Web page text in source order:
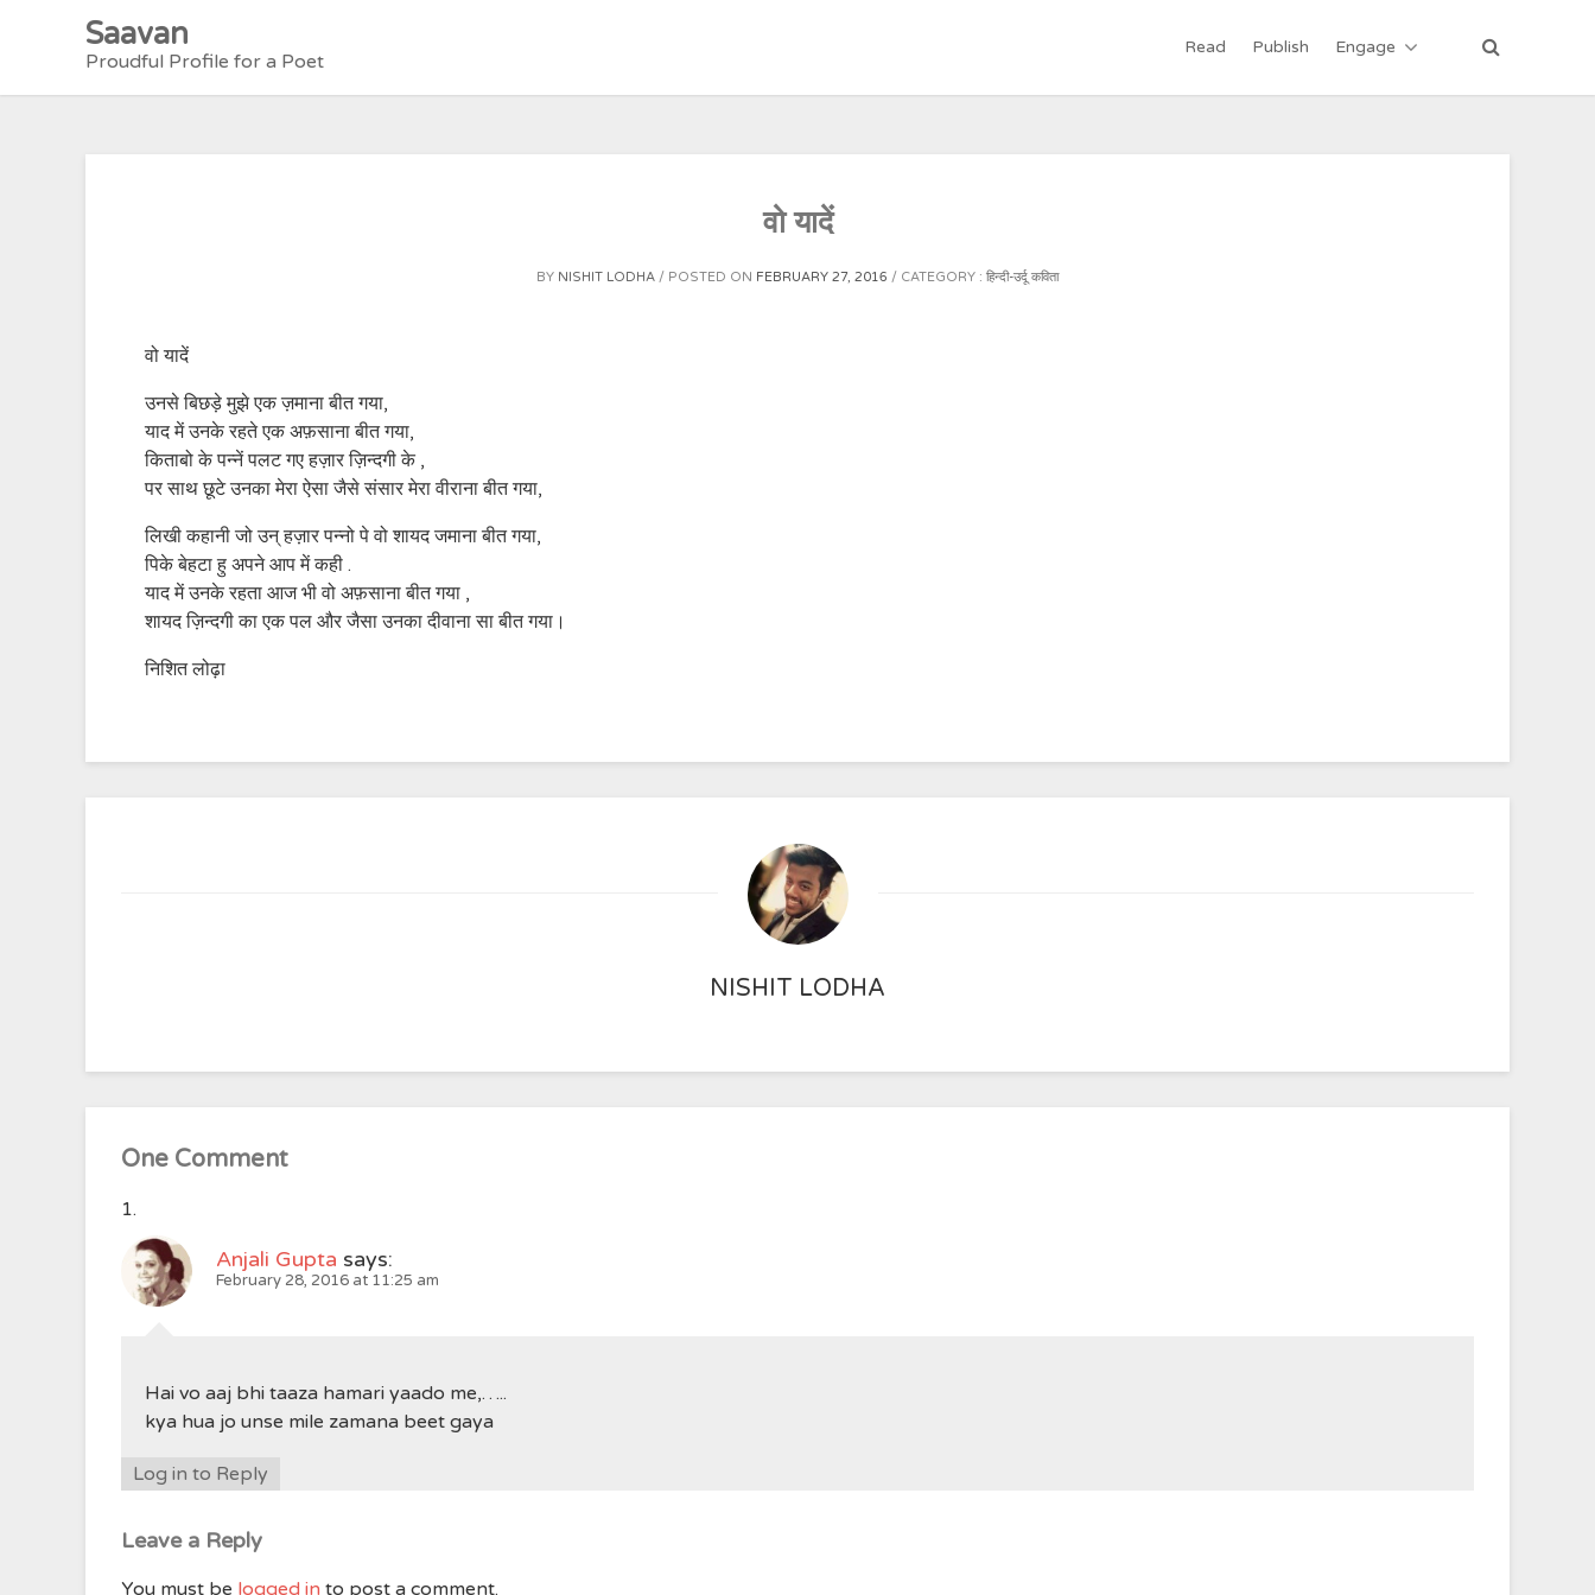
Saavan
Proudful Profile for a Poet
Read Publish Engage
वो यादें
BY NISHIT LODHA POSTED ON FEBRUARY 27, 2016 CATEGORY : हिन्दी-उर्दू कविता
वो यादें
उनसे बिछड़े मुझे एक ज़माना बीत गया,
याद में उनके रहते एक अफ़साना बीत गया,
किताबो के पन्नें पलट गए हज़ार ज़िन्दगी के ,
पर साथ छूटे उनका मेरा ऐसा जैसे संसार मेरा वीराना बीत गया,
लिखी कहानी जो उन् हज़ार पन्नो पे वो शायद जमाना बीत गया,
पिके बेहटा हु अपने आप में कही .
याद में उनके रहता आज भी वो अफ़साना बीत गया ,
शायद ज़िन्दगी का एक पल और जैसा उनका दीवाना सा बीत गया।
निशित लोढ़ा
NISHIT LODHA
One Comment
Anjali Gupta says:
February 28, 2016 at 11:25 am
Hai vo aaj bhi taaza hamari yaado me,…..
kya hua jo unse mile zamana beet gaya
Log in to Reply
Leave a Reply
You must be logged in to post a comment.